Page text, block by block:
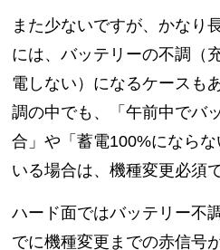
また少ないですが、かなり
には、バッテリーの不調（
電しない）になるケースも
調の中でも、「午前中でバ
合」や「蓄電100%になら
いる場合は、機種変更必須
ハード面ではバッテリー不
でに機種変更までの赤信号